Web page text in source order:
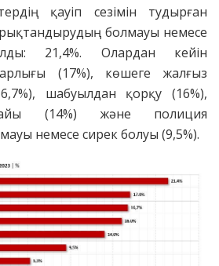
қауіп сезімін тудырған
болмауы немесе
21,4%. Олардан кейін
(17%), көшеге жалғыз
шабуылдан қорқу (16%),
(14%) және полиция
немесе сирек болуы (9,5%).